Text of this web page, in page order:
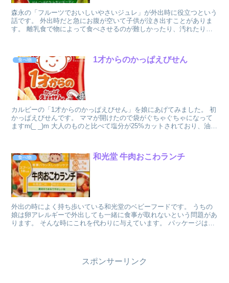
森永の「フルーツでおいしいやさいジュレ」が外出時に役立つという
話です。 外出時だと急にお腹が空いて子供が泣き出すことがありま
す。 離乳食で物によって食べさせるのが難しかったり、汚れたりの
食べ物 1才からのかっぱえびせん
カルビーの「1才からのかっぱえびせん」を娘にあげてみました。 初
かっぱえびせんです。 ママが開けたので袋がぐちゃぐちゃになって
ますm(_ _)m 大人のものと比べて塩分が25%カットされており、油も
食べ物 和光堂 牛肉おこわランチ
外出の時によく持ち歩いている和光堂のベビーフードです。 うちの
娘は卵アレルギーで外出しても一緒に食事が取れないという問題があ
ります。 そんな時にこれを代わりに与えています。 パッケージはこ
スポンサーリンク